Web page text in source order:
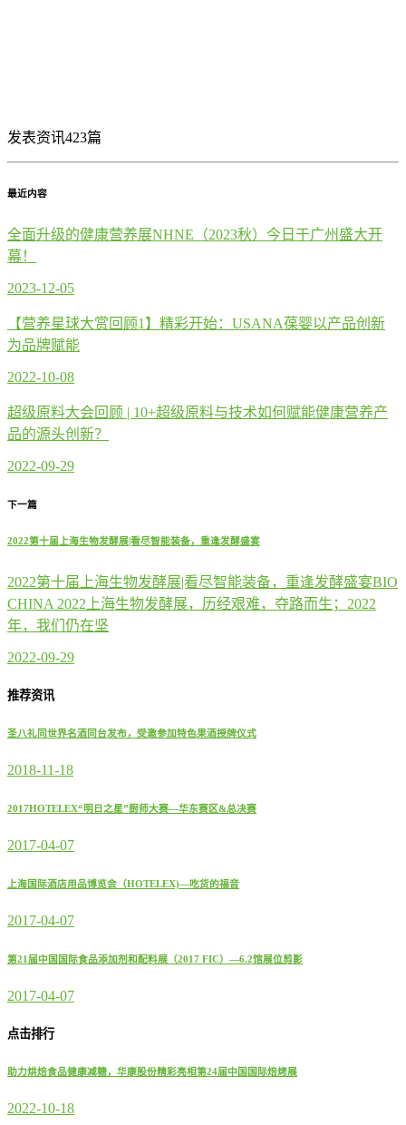
发表资讯423篇
最近内容
全面升级的健康营养展NHNE（2023秋）今日于广州盛大开
幕！
2023-12-05
【营养星球大赏回顾1】精彩开始：USANA葆婴以产品创新
为品牌赋能
2022-10-08
超级原料大会回顾 | 10+超级原料与技术如何赋能健康营养产
品的源头创新？
2022-09-29
下一篇
2022第十届上海生物发酵展|看尽智能装备，重逢发酵盛宴
2022第十届上海生物发酵展|看尽智能装备，重逢发酵盛宴BIO
CHINA 2022上海生物发酵展，历经艰难，夺路而生；2022
年，我们仍在坚
2022-09-29
推荐资讯
圣八礼同世界名酒同台发布，受邀参加特色果酒授牌仪式
2018-11-18
2017HOTELEX“明日之星”厨师大赛—华东赛区&总决赛
2017-04-07
上海国际酒店用品博览会（HOTELEX)—吃货的福音
2017-04-07
第21届中国国际食品添加剂和配料展（2017 FIC）—6.2馆展位剪影
2017-04-07
点击排行
助力烘焙食品健康减糖，华康股份精彩亮相第24届中国国际焙烤展
2022-10-18